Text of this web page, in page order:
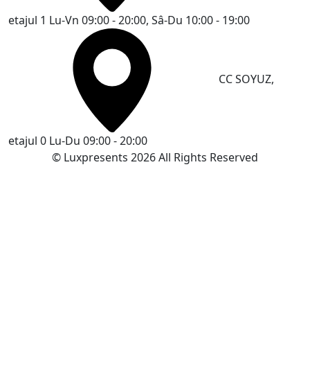
etajul 1 Lu-Vn 09:00 - 20:00, Sâ-Du 10:00 - 19:00
CC SOYUZ,
etajul 0 Lu-Du 09:00 - 20:00
© Luxpresents 2026 All Rights Reserved